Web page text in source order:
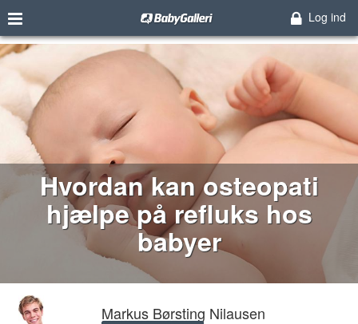
Log ind
Hvordan kan osteopati
hjælpe på refluks hos
babyer
Markus Børsting Nilausen